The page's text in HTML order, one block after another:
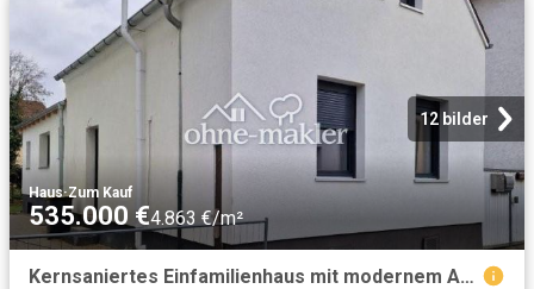
12 bilder
Haus·Zum Kauf
535.000 €4.863 €/m²
Kernsaniertes Einfamilienhaus mit modernem Anbau